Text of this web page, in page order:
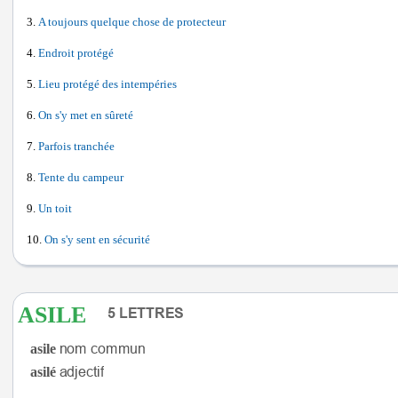
A toujours quelque chose de protecteur
Endroit protégé
Lieu protégé des intempéries
On s'y met en sûreté
Parfois tranchée
Tente du campeur
Un toit
On s'y sent en sécurité
ASILE
asile
asilé